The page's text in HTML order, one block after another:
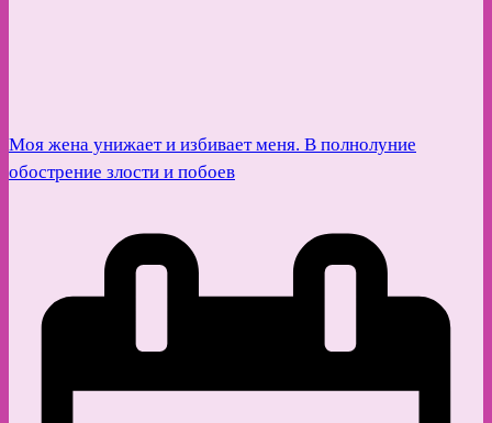
Моя жена унижает и избивает меня. В полнолуние
обострение злости и побоев